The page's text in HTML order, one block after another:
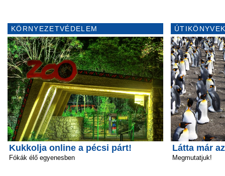
KÖRNYEZETVÉDELEM
Kukkolja online a pécsi párt!
Fókák élő egyenesben
Látta már
Megmutatjuk!